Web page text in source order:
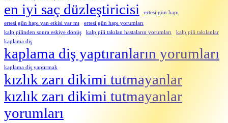
en iyi saç düzleştiricisi
ertesi gün hapı
ertesi gün hapı yan etkisi var mı
ertesi gün hapı yorumları
kalp pilinden sonra eskiye dönüş
kalp pili takılan hastaların yorumları
kalp pili takılanlar
kaplama diş
kaplama diş yaptıranların yorumları
kaplama diş yaptırmak
kızlık zarı dikimi tutmayanlar
kızlık zarı dikimi tutmayanlar
yorumları